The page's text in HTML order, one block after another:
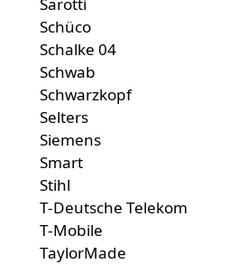
Schüco
Schalke 04
Schwab
Schwarzkopf
Selters
Siemens
Smart
Stihl
T-Deutsche Telekom
T-Mobile
TaylorMade